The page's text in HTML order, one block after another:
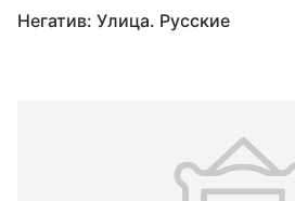
Негатив: Улица. Русские